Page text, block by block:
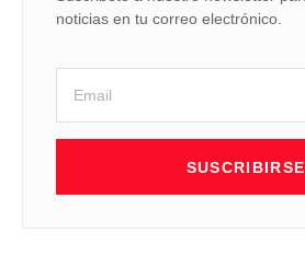
noticias en tu correo electrónico.
SUSCRIBIRSE